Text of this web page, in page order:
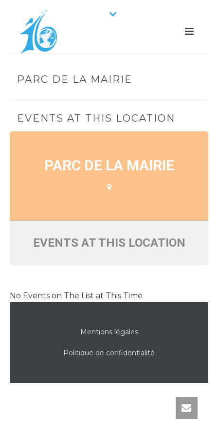
PARC DE LA MAIRIE
EVENTS AT THIS LOCATION
PARC DE LA MAIRIE
EVENTS AT THIS LOCATION
No Events on The List at This Time
Mentions légales
Politique de confidentialité